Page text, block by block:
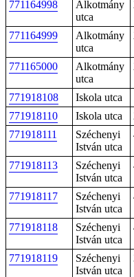
771164998
Alkotmány
utca
771164999
Alkotmány
utca
771165000
Alkotmány
utca
771918108 Iskola utca
771918110
Iskola utca
771918111
Széchenyi
István utca
771918113
Széchenyi
István utca
771918117
Széchenyi
István utca
771918118
Széchenyi
István utca
771918119
Széchenyi
István utca